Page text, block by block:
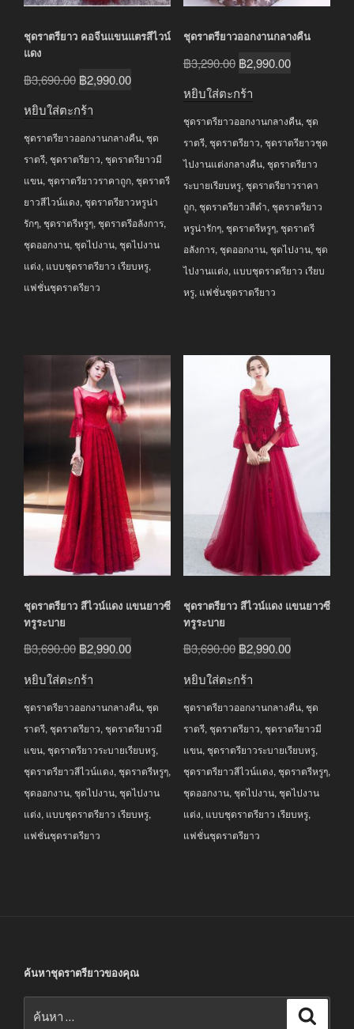
ชุดราตรียาว คอจีนแขนแตรสีไวน์
แดง
฿3,690.00 Original
฿3,690.00.
฿2,990.00Current
฿2,990.00.
หยิบใส่ตะกร้า
ชุดราตรียาวออกงานกลางคืน,ชุด
ราตรี,ชุดราตรียาว,ชุดราตรียาวมี
แขน,ชุดราตรียาวราคาถูก,ชุดราตรี
ยาวสีไวน์แดง,ชุดราตรียาวหรูน่า
รักๆ,ชุดราตรีหรูๆ,ชุดราตรีอลังการ,
ชุดออกงาน,ชุดไปงาน,ชุดไปงาน
แต่ง, แบบชุดราตรียาว เรียบหรู,
แฟชั่นชุดราตรียาว
ชุดราตรียาวออกงานกลางคืน
฿3,290.00 Original
฿3,290.00.
฿2,990.00Current
฿2,990.00.
หยิบใส่ตะกร้า
ชุดราตรียาวออกงานกลางคืน,ชุด
ราตรี,ชุดราตรียาว,ชุดราตรียาวชุด
ไปงานแต่งกลางคืน,ชุดราตรียาว
ระบายเรียบหรู,ชุดราตรียาวราคา
ถูก,ชุดราตรียาวสีดำ,ชุดราตรียาว
หรูน่ารักๆ,ชุดราตรีหรูๆ,ชุดราตรี
อลังการ,ชุดออกงาน,ชุดไปงาน,ชุด
ไปงานแต่ง, แบบชุดราตรียาว เรียบ
หรู, แฟชั่นชุดราตรียาว
ชุดราตรียาว สีไวน์แดง แขนยาวซี
ทรูระบาย
฿3,690.00 Original
฿3,690.00.
฿2,990.00Current
฿2,990.00.
หยิบใส่ตะกร้า
ชุดราตรียาวออกงานกลางคืน, ชุด
ราตรี, ชุดราตรียาว, ชุดราตรียาวมี
แขน, ชุดราตรียาวระบายเรียบหรู,
ชุดราตรียาวสีไวน์แดง, ชุดราตรีหรูๆ,
ชุดออกงาน, ชุดไปงาน, ชุดไปงาน
แต่ง, แบบชุดราตรียาว เรียบหรู,
แฟชั่นชุดราตรียาว
ชุดราตรียาว สีไวน์แดง แขนยาวซี
ทรูระบาย
฿3,690.00 Original
฿3,690.00.
฿2,990.00Current
฿2,990.00.
หยิบใส่ตะกร้า
ชุดราตรียาวออกงานกลางคืน, ชุด
ราตรี, ชุดราตรียาว, ชุดราตรียาวมี
แขน, ชุดราตรียาวระบายเรียบหรู,
ชุดราตรียาวสีไวน์แดง, ชุดราตรีหรูๆ,
ชุดออกงาน, ชุดไปงาน, ชุดไปงาน
แต่ง, แบบชุดราตรียาว เรียบหรู,
แฟชั่นชุดราตรียาว
ค้นหาชุดราตรียาวของคุณ